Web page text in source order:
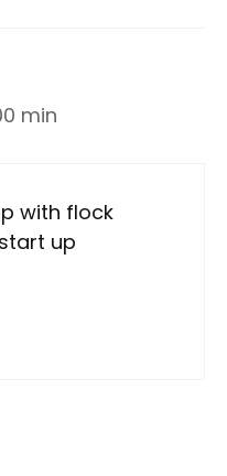
min
with flock
up